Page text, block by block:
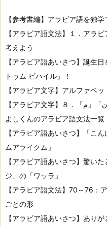
【参考書編】アラビア語を独
【アラビア語文法】１．アラ
考えよう
【アラビア語あいさつ】誕生
トゥム ビハイル」！
【アラビア文字】アルファベ
よしくんのアラビア語文法一覧
【アラビア語あいさつ】「こ
ムアライクム」
【アラビア語あいさつ】驚い
ジ」の「ワッラ」
【アラビア語文法】70～76：
ごとの形
【アラビア語あいさつ】あり